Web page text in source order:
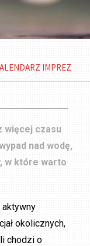
IMPREZ
więcej czasu
nad wodę,
w które warto
okolicznych,
chodzi o